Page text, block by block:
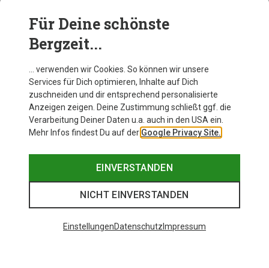
Du sparst 38%
Für Deine schönste
Bergzeit...
… verwenden wir Cookies. So können wir unsere
Services für Dich optimieren, Inhalte auf Dich
zuschneiden und dir entsprechend personalisierte
Anzeigen zeigen. Deine Zustimmung schließt ggf. die
Verarbeitung Deiner Daten u.a. auch in den USA ein.
Mehr Infos findest Du auf der Google Privacy Site.
EINVERSTANDEN
NICHT EINVERSTANDEN
EinstellungenDatenschutz Impressum